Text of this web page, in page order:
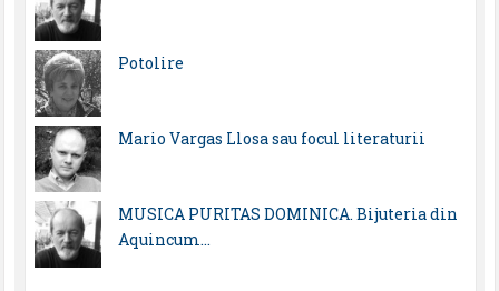
Potolire
Mario Vargas Llosa sau focul literaturii
MUSICA PURITAS DOMINICA. Bijuteria din
Aquincum…